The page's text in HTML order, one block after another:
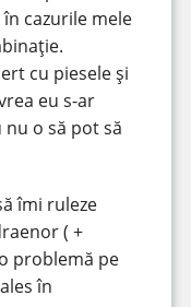
cazurile mele
cu piesele și
eu s-ar
o să pot să
îmi ruleze
( +
problemă pe
în